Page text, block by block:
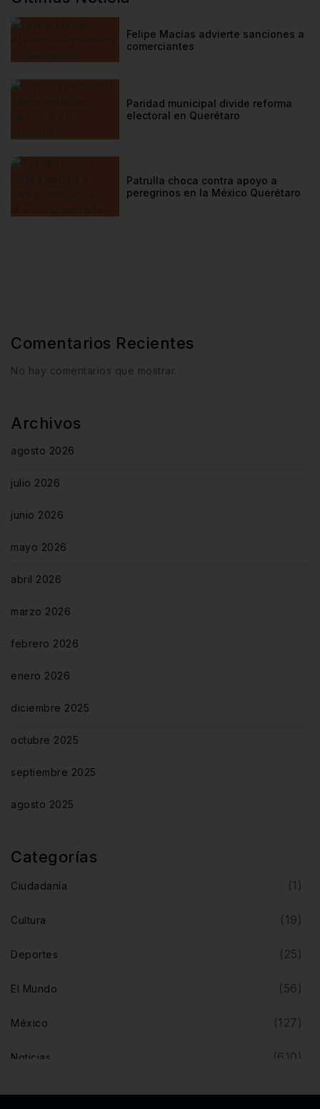
Felipe Macías advierte sanciones a
comerciantes
Paridad municipal divide reforma
electoral en Querétaro
Patrulla choca contra apoyo a
peregrinos en la México Querétaro
Comentarios Recientes
No hay comentarios que mostrar.
Archivos
agosto 2026
julio 2026
junio 2026
mayo 2026
abril 2026
marzo 2026
febrero 2026
enero 2026
diciembre 2025
octubre 2025
septiembre 2025
agosto 2025
Categorías
Ciudadanía (1)
Cultura (19)
Deportes (25)
El Mundo (56)
México (127)
Noticias (610)
(5)